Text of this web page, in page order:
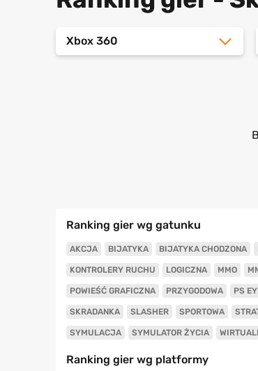
Xbox 360
Ranking gier wg gatunku
AKCJA BIJATYKA BIJATYKA CHODZONA
KONTROLERY RUCHU LOGICZNA MMO
POWIEŚĆ GRAFICZNA PRZYGODOWA PS
SKRADANKA SLASHER SPORTOWA
SYMULACJA SYMULATOR ŻYCIA
Ranking gier wg platformy